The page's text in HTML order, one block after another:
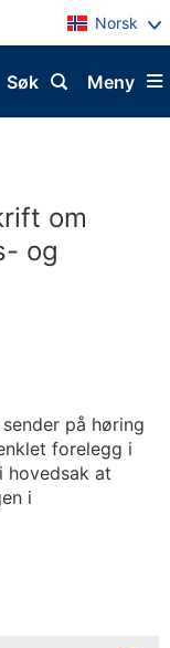
Norsk
Meny
Søk
om
og
på høring
forelegg i
hovedsak at
i